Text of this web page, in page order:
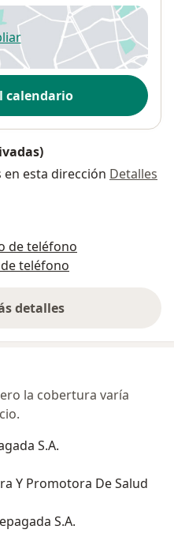
abre en una nueva
calendario
esta dirección Detalles
de teléfono
teléfono
detalles
la dirección
la cobertura varía
S.A.
Y Promotora De Salud
S.A.